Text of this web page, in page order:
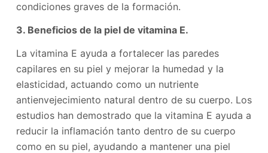
condiciones graves de la formación.
3. Beneficios de la piel de vitamina E.
La vitamina E ayuda a fortalecer las paredes
capilares en su piel y mejorar la humedad y la
elasticidad, actuando como un nutriente
antienvejecimiento natural dentro de su cuerpo. Los
estudios han demostrado que la vitamina E ayuda a
reducir la inflamación tanto dentro de su cuerpo
como en su piel, ayudando a mantener una piel